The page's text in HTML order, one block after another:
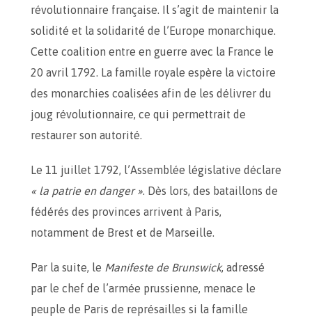
révolutionnaire française. Il s’agit de maintenir la
solidité et la solidarité de l’Europe monarchique.
Cette coalition entre en guerre avec la France le
20 avril 1792. La famille royale espère la victoire
des monarchies coalisées afin de les délivrer du
joug révolutionnaire, ce qui permettrait de
restaurer son autorité.
Le 11 juillet 1792, l’Assemblée législative déclare
« la patrie en danger ». Dès lors, des bataillons de
fédérés des provinces arrivent à Paris,
notamment de Brest et de Marseille.
Par la suite, le Manifeste de Brunswick, adressé
par le chef de l’armée prussienne, menace le
peuple de Paris de représailles si la famille